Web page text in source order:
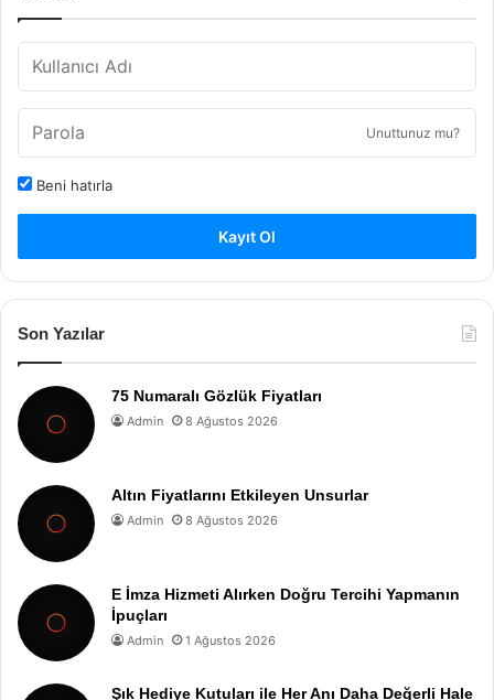
Unuttunuz mu?
Beni hatırla
Kayıt Ol
Son Yazılar
75 Numaralı Gözlük Fiyatları
Admin 8 Ağustos 2026
Altın Fiyatlarını Etkileyen Unsurlar
Admin 8 Ağustos 2026
E İmza Hizmeti Alırken Doğru Tercihi Yapmanın
İpuçları
Admin 1 Ağustos 2026
Şık Hediye Kutuları ile Her Anı Daha Değerli Hale